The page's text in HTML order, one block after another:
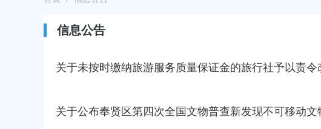
信息公告
关于未按时缴纳旅游服务质量保证金的旅行社予以责令
关于公布奉贤区第四次全国文物普查新发现不可移动文